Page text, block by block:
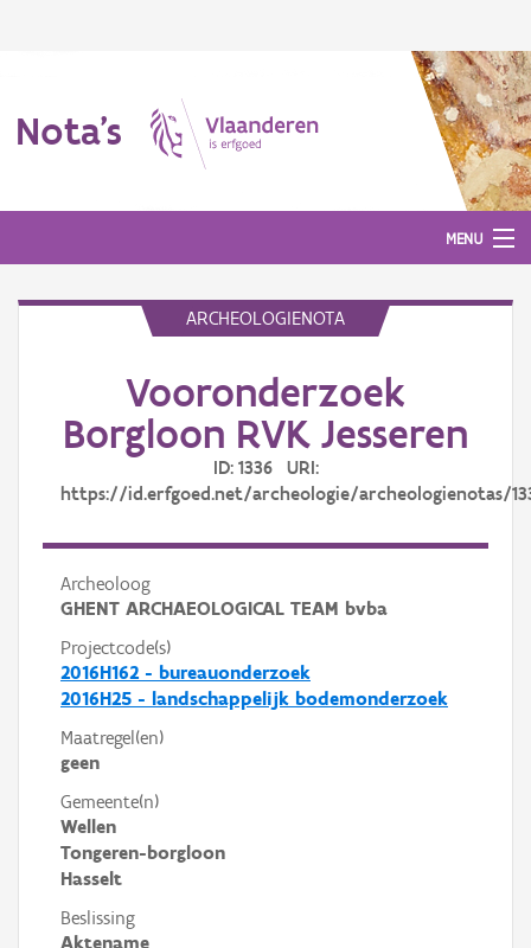
Nota's
MENU
ARCHEOLOGIENOTA
Vooronderzoek
Borgloon RVK Jesseren
ID: 1336 URI:
https://id.erfgoed.net/archeologie/archeologienotas/
Archeoloog
GHENT ARCHAEOLOGICAL TEAM bvba
Projectcode(s)
2016H162 - bureauonderzoek
2016H25 - landschappelijk bodemonderzoek
Maatregel(en)
geen
Gemeente(n)
Wellen
Tongeren-borgloon
Hasselt
Beslissing
Aktename